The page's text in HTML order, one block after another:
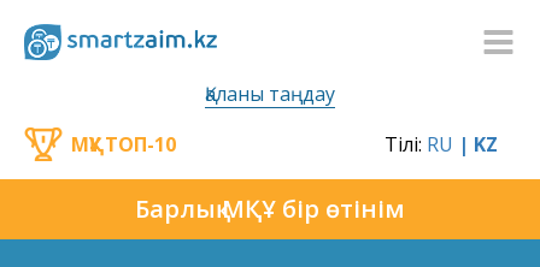
Қаланы таңдау
Барлық МҚҰ бір өтінім
МҚҰ ТОП-10 Тілі: RU | KZ